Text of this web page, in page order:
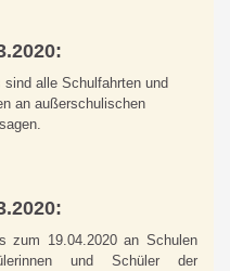
alle Schulfahrten und
an außerschulischen
zum 19.04.2020 an Schulen
und Schüler der